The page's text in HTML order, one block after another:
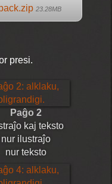
23.28MB
presi.
Paĝo 2
kaj teksto
nur ilustraĵo
nur teksto